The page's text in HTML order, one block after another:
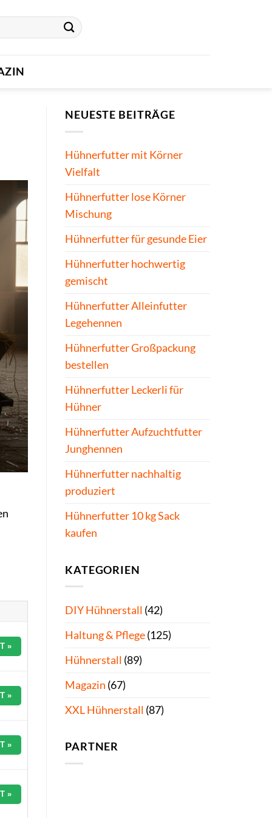
»
»
»
»
NEUESTE BEITRÄGE
Hühnerfutter mit Körner
Vielfalt
Hühnerfutter lose Körner
Mischung
Hühnerfutter für gesunde Eier
Hühnerfutter hochwertig
gemischt
Hühnerfutter Alleinfutter
Legehennen
Hühnerfutter Großpackung
bestellen
Hühnerfutter Leckerli für
Hühner
Hühnerfutter Aufzuchtfutter
Junghennen
Hühnerfutter nachhaltig
produziert
Hühnerfutter 10 kg Sack
kaufen
KATEGORIEN
DIY Hühnerstall (42)
Haltung & Pflege(125)
Hühnerstall (89)
Magazin (67)
XXL Hühnerstall (87)
PARTNER